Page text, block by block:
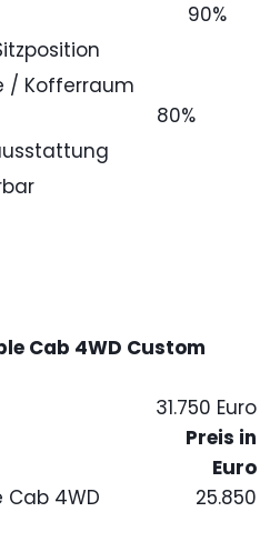
90%
/ Kofferraum
80%
Cab 4WD Custom
31.750 Euro
Preis in
Euro
Cab 4WD
25.850